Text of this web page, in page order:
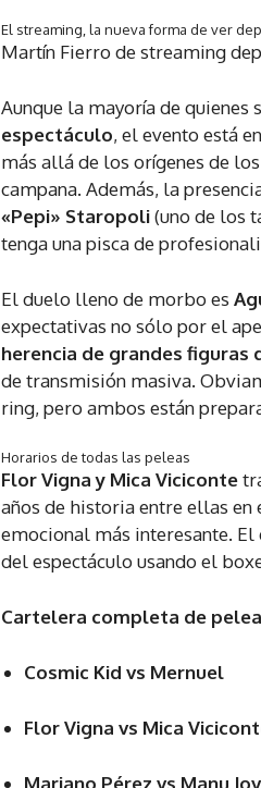
El streaming, la nueva forma de ver
Martín Fierro de streaming
Aunque la mayoría de
espectáculo, el evento está
más allá de los orígenes de
campana. Además, la
«Pepi» Staropoli(uno de los
tenga una pisca de
El duelo lleno de morbo es
expectativas no sólo por el
herencia de grandes
de transmisión masiva.
ring, pero ambos están
Horarios de todas las peleas
Flor Vigna y Mica Viciconte
años de historia entre ellas
emocional más interesante. El
del espectáculo usando el
Cartelera completa de
Cosmic Kid vs Mernuel
Flor Vigna vs Mica
Mariano Pérez vs Manu